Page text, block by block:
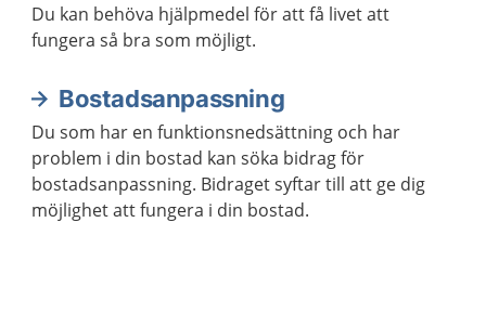
Du kan behöva hjälpmedel för att få livet att
fungera så bra som möjligt.
Bostadsanpassning
Du som har en funktionsnedsättning och har
problem i din bostad kan söka bidrag för
bostadsanpassning. Bidraget syftar till att ge dig
möjlighet att fungera i din bostad.